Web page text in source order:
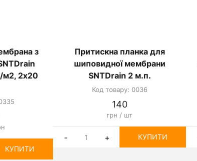
з
м2, 2х20
КУПИТИ
Притискна планка для
шиповидної мембрани
SNTDrain 2 м.п.
Код товару: 0036
140
грн / шт
- + КУПИТИ